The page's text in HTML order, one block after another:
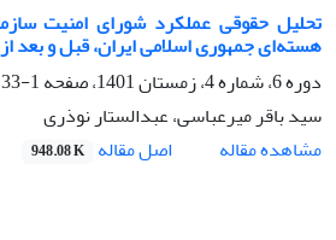
تحلیل حقوقی عملکرد شورای امنیت
هسته‌ای جمهوری اسلامی ایران، قبل و بعد
دوره 6، شماره 4، زمستان 1401، صفحه
1-33
سید باقر میرعباسی، عبدالستار نوذری
مشاهده مقاله
اصل مقاله 948.08 K